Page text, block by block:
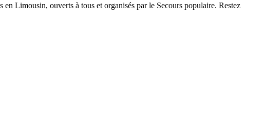
Limousin, ouverts à tous et organisés par le Secours populaire. Restez